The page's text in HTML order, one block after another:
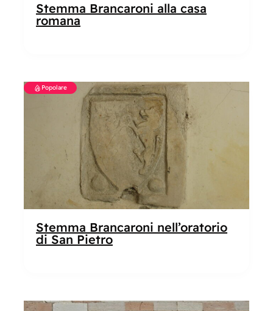
Stemma Brancaroni alla casa
romana
Popolare
Stemma Brancaroni nell’oratorio
di San Pietro
Popolare